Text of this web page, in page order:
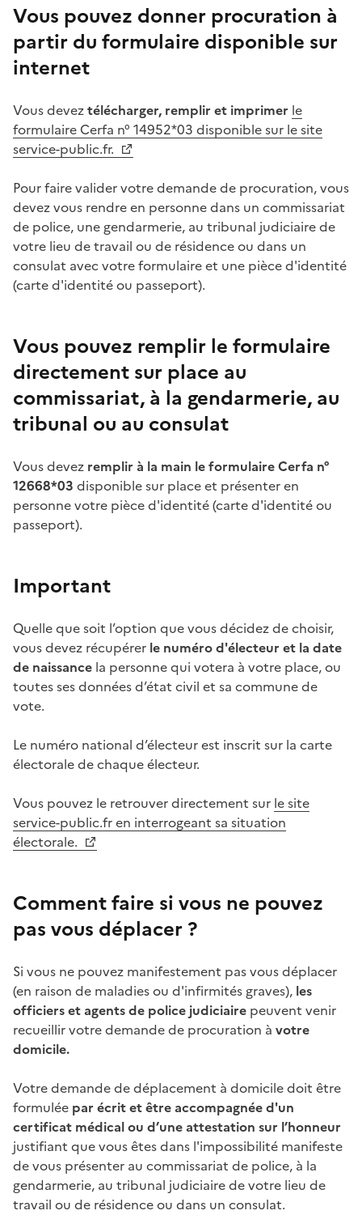
Vous pouvez donner procuration à
partir du formulaire disponible sur
internet
Vous deveztélécharger, remplir et imprimer le
formulaire Cerfa n° 14952*03 disponible sur le site
service-public.fr.
Pour faire valider votre demande de procuration, vous
devez vous rendre en personne dans un commissariat
de police, une gendarmerie, au tribunal judiciaire de
votre lieu de travail ou de résidence ou dans un
consulat avec votre formulaire et une pièce d'identité
(carte d'identité ou passeport).
Vous pouvez remplir le formulaire
directement sur place au
commissariat, à la gendarmerie, au
tribunal ou au consulat
Vous devez remplir à la main le formulaire Cerfa n°
12668*03 disponible sur place et présenter en
personne votre pièce d'identité (carte d'identité ou
passeport).
Important
Quelle que soit l’option que vous décidez de choisir,
vous devez récupérer le numéro d'électeur et la date
de naissance la personne qui votera à votre place, ou
toutes ses données d’état civil et sa commune de
vote.
Le numéro national d’électeur est inscrit sur la carte
électorale de chaque électeur.
Vous pouvez le retrouver directement sur le site
service-public.fr en interrogeant sa situation
électorale.
Comment faire si vous ne pouvez
pas vous déplacer ?
Si vous ne pouvez manifestement pas vous déplacer
(en raison de maladies ou d'infirmités graves), les
officiers et agents de police judiciaire peuvent venir
recueillir votre demande de procuration à votre
domicile.
Votre demande de déplacement à domicile doit être
formulée par écrit et être accompagnée d'un
certificat médical ou d’une attestation sur l’honneur
justifiant que vous êtes dans l'impossibilité manifeste
de vous présenter au commissariat de police, à la
gendarmerie, au tribunal judiciaire de votre lieu de
travail ou de résidence ou dans un consulat.